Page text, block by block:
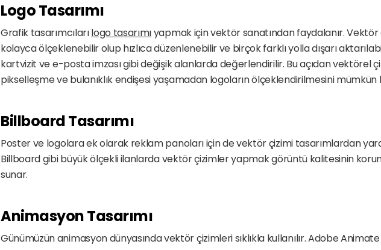
Logo Tasarımı
Grafik tasarımcıları logo tasarımı yapmak için vektör sanatından faydalanır.
kolayca ölçeklenebilir olup hızlıca düzenlenebilir ve birçok farklı yolla dışarı
kartvizit ve e-posta imzası gibi değişik alanlarda değerlendirilir. Bu açıdan vektörel
pikselleşme ve bulanıklık endişesi yaşamadan logoların ölçeklendirilmesini mümkün
Billboard Tasarımı
Poster ve logolara ek olarak reklam panoları için de vektör çizimi tasarımlardan
Billboard gibi büyük ölçekli ilanlarda vektör çizimler yapmak görüntü kalitesinin
sunar.
Animasyon Tasarımı
Günümüzün animasyon dünyasında vektör çizimleri sıklıkla kullanılır. Adobe